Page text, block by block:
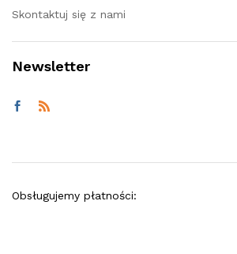
Skontaktuj się z nami
Newsletter
Obsługujemy płatności: